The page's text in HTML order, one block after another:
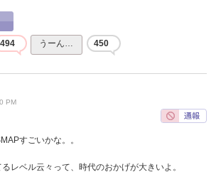
494 うーん… 450
PM
すごいかな。。
レベル云々って、時代のおかげが大きいよ。